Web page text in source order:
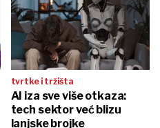
tvrtke i tržišta
AI iza sve više otkaza:
tech sektor već blizu
lanjske brojke